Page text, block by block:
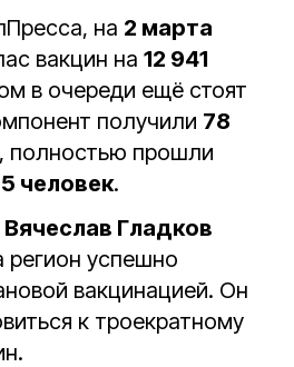
на 2 марта
вакцин на 12 941
в очереди ещё стоят
получили 78
, полностью прошли
человек.
Вячеслав Гладков
регион успешно
вакцинацией. Он
к троекратному